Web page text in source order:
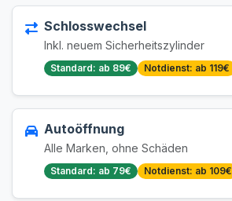
Schlosswechsel
Inkl. neuem Sicherheitszylinder
Standard: ab 89€ Notdienst: ab 119€
Autoöffnung
Alle Marken, ohne Schäden
Standard: ab 79€ Notdienst: ab 109€